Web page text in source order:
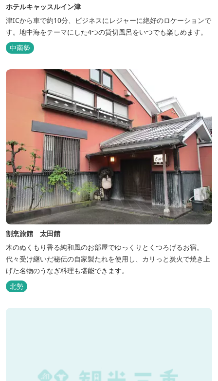
ホテルキャッスルイン津
津ICから車で約10分、ビジネスにレジャーに絶好のロケーションで
す。地中海をテーマにした4つの貸切風呂をいつでも楽しめます。
中南勢
割烹旅館 太田館
木のぬくもり香る純和風のお部屋でゆっくりとくつろげるお宿。
代々受け継いだ秘伝の自家製たれを使用し、カリっと炭火で焼き上
げた名物のうなぎ料理も堪能できます。
北勢